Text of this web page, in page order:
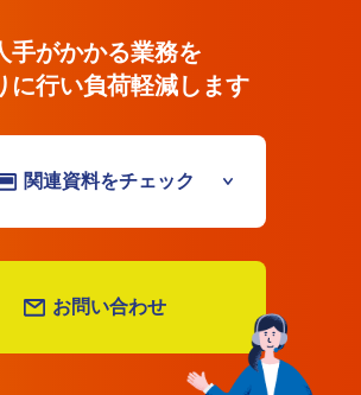
手がかかる業務を代わりに行い
手がかかる業務を
に行い負荷軽減します
関連資料をチェック
お問い合わせ